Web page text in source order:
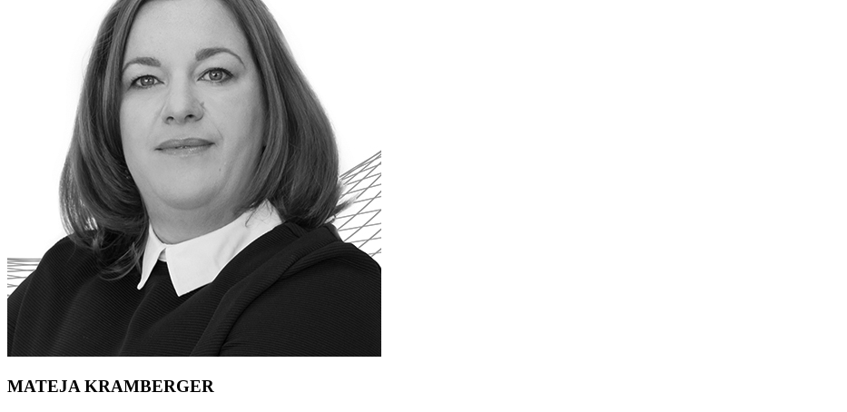
MATEJA KRAMBERGER